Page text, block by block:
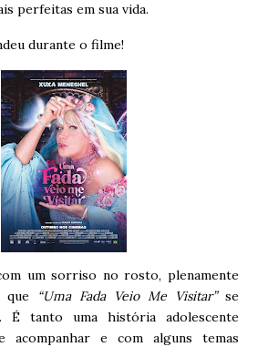
perfeitas em sua vida.
durante o filme!
um sorriso no rosto, plenamente
“Uma Fada Veio Me Visitar”se
É tanto uma história adolescente
acompanhar e com alguns temas